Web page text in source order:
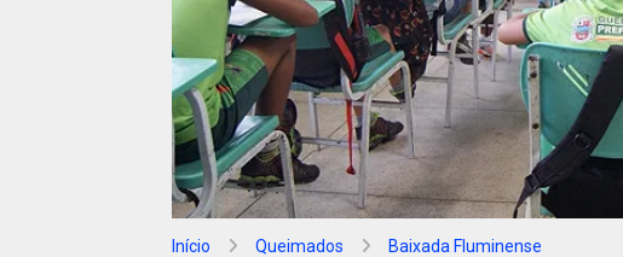
Início Queimados Baixada Fluminense